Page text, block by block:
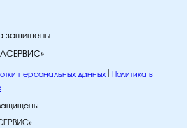
защищены
персональных данных
Политика в